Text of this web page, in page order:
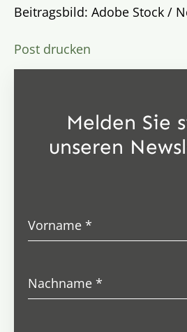
Beitragsbild: Adobe Stock /
Post drucken
Melden Sie
unseren
Vorname*
Nachname*